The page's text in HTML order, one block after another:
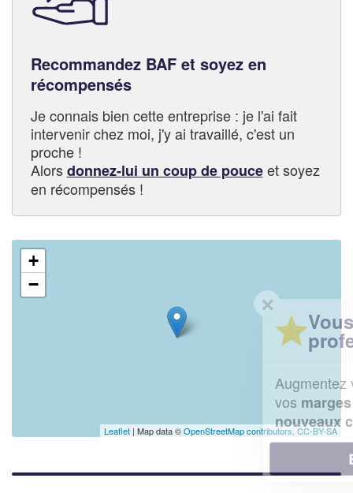
Recommandez BAF et soyez en
récompensés
Je connais bien cette entreprise : je l'ai fait
intervenir chez moi, j'y ai travaillé, c'est un
proche !
Alorsdonnez-lui un coup de pouceet soyez
en récompensés !
+
−
Leaflet | Map data ©OpenStreetMap contributors,CC-BY-SA
Vous êtes un
professionnel ?
chiffre d'affaires
tout en gagnant de
nouveaux clients!